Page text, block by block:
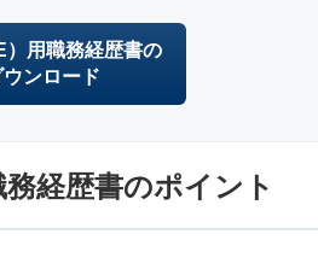
）用職務経歴書の
ンロード
経歴書のポイント